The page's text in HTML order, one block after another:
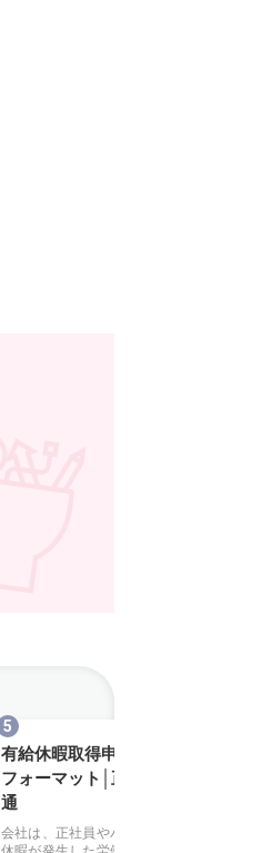
有給休暇取得申請書の【無料】
フォーマット│正社員・パート共
通
会社は、正社員やパート問わず、有給